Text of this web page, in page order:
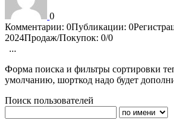
0
Комментарии: 0Публикации: 0
2024Продаж/Покупок: 0/0
...
Форма поиска и фильтры сортировки
умолчанию, шорткод надо будет
Поиск пользователей